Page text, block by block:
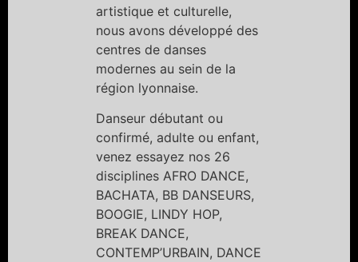
artistique et culturelle,
nous avons développé des
centres de danses
modernes au sein de la
région lyonnaise.
Danseur débutant ou
confirmé, adulte ou enfant,
venez essayez nos 26
disciplines AFRO DANCE,
BACHATA, BB DANSEURS,
BOOGIE, LINDY HOP,
BREAK DANCE,
CONTEMP’URBAIN, DANCE